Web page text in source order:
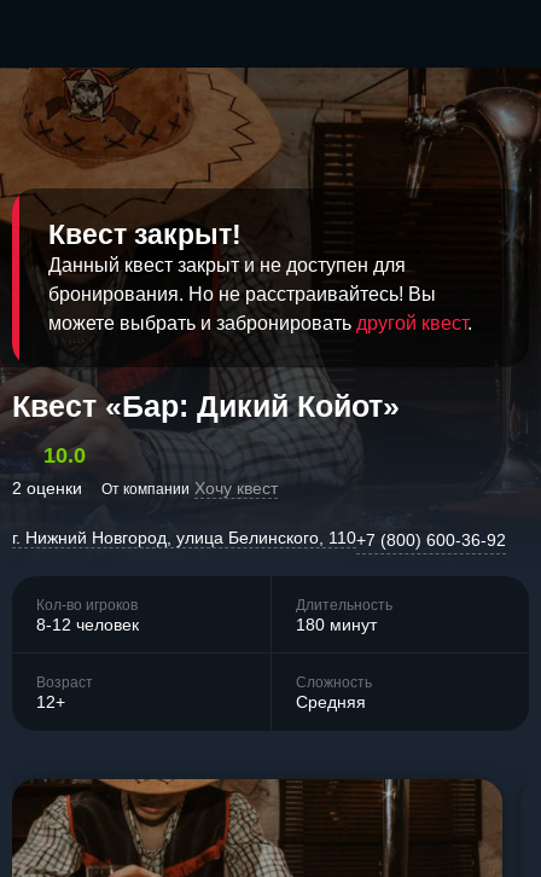
Квест закрыт!
Данный квест закрыт и не доступен для
бронирования. Но не расстраивайтесь! Вы
можете выбрать и забронировать другой квест.
Квест «Бар: Дикий Койот»
10.0
2 оценки От компании Хочу квест
г. Нижний Новгород, улица Белинского, 110+7 (800) 600-36-92
Кол-во игроков
8-12 человек
Длительность
180 минут
Возраст
12+
Сложность
Средняя